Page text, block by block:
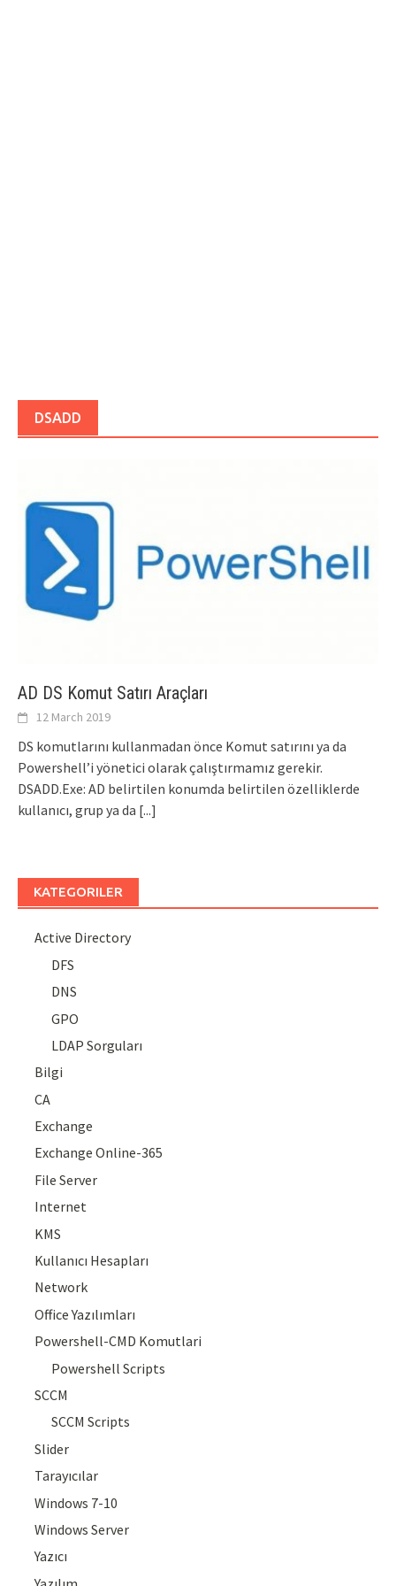
DSADD
AD DS Komut Satırı Araçları
12 March 2019
DS komutlarını kullanmadan önce Komut satırını ya da
Powershell’i yönetici olarak çalıştırmamız gerekir.
DSADD.Exe: AD belirtilen konumda belirtilen özelliklerde
kullanıcı, grup ya da [...]
KATEGORILER
Active Directory
DFS
DNS
GPO
LDAP Sorguları
Bilgi
CA
Exchange
Exchange Online-365
File Server
Internet
KMS
Kullanıcı Hesapları
Network
Office Yazılımları
Powershell-CMD Komutlari
Powershell Scripts
SCCM
SCCM Scripts
Slider
Tarayıcılar
Windows 7-10
Windows Server
Yazıcı